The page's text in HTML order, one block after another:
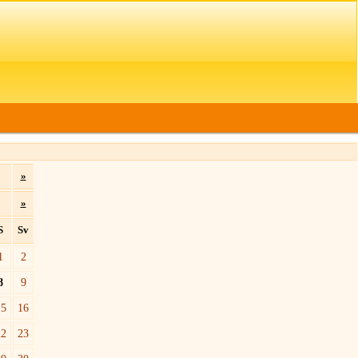
»
»
Sv
2
9
16
23